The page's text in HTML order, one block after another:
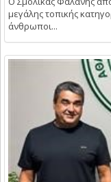
μεγάλης τοπικής
άνθρωποι...